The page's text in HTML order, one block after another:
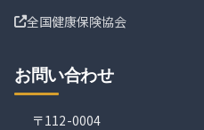
全国健康保険協会
お問い合わせ
〒112-0004